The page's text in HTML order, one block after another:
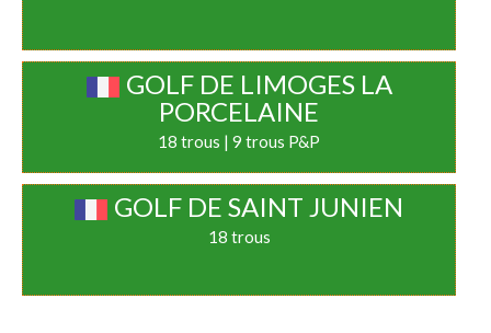
GOLF DE LIMOGES LA
PORCELAINE
18 trous | 9 trous P&P
GOLF DE SAINT JUNIEN
18 trous